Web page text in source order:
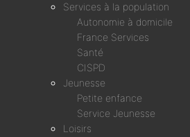
Services à la population
Autonomie à domicile
France Services
Santé
CISPD
Jeunesse
Petite enfance
Service Jeunesse
Loisirs